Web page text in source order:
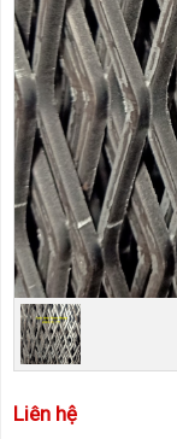
Liên hệ